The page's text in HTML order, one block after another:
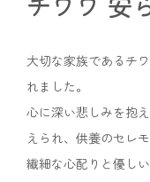
大切な家族であるチ
れました。
心に深い悲しみを抱
えられ、供養のセレ
繊細な心配りと優し